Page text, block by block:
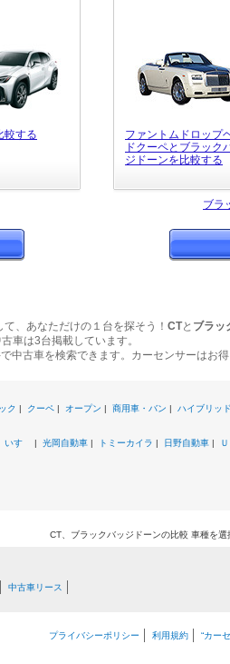
較する
ファントムドロップ
ドクーペとブラック
ジドーンを比較する
ブラ
、あなただけの１台を探そう！ CTと ブラッ
車は3台掲載しています。
古車を検索できます。カーセンサーはお
ク | クーペ | オープン | 商用車・バン | ハイブリッド
いすゞ | 光岡自動車 | トミーカイラ | 日野自動車 |
CT、ブラックバッジドーンの比較 車種を
中古車リース
プライバシーポリシー 利用規約 “カー